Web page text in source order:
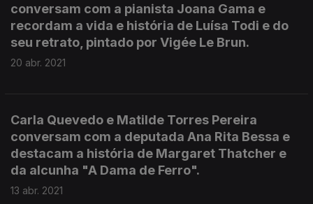
conversam com a pianista Joana Gama e
recordam a vida e história de Luísa Todi e do
seu retrato, pintado por Vigée Le Brun.
20 abr. 2021
Carla Quevedo e Matilde Torres Pereira
conversam com a deputada Ana Rita Bessa e
destacam a história de Margaret Thatcher e
da alcunha "A Dama de Ferro".
13 abr. 2021